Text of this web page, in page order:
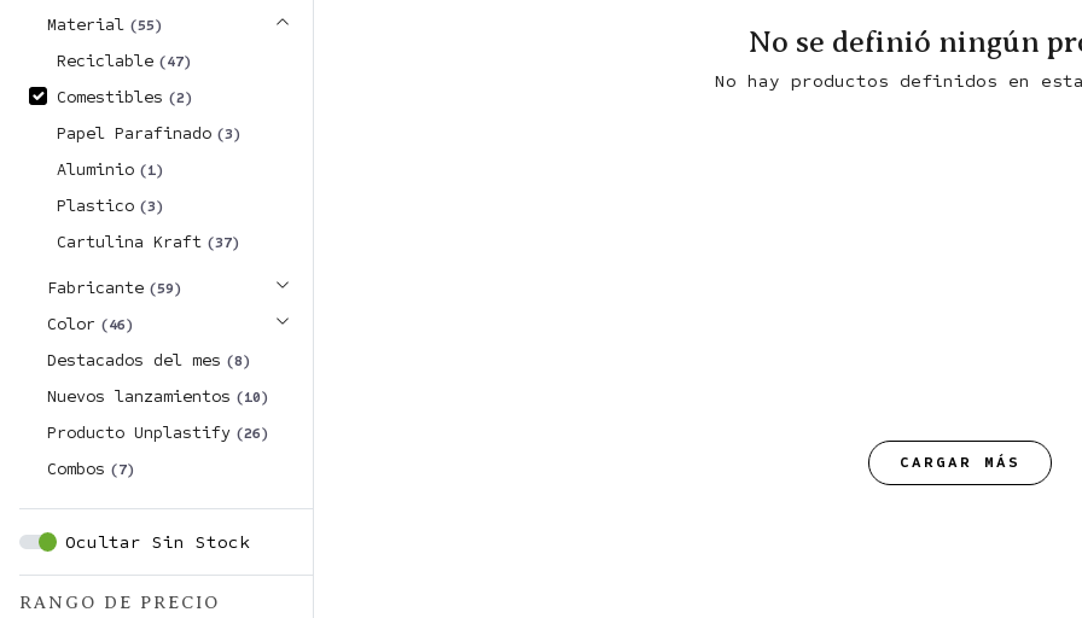
Material (55)
Reciclable (47)
Comestibles (2)
Papel Parafinado (3)
Aluminio (1)
Plastico (3)
Cartulina Kraft (37)
Fabricante (59)
Color (46)
Destacados del mes (8)
Nuevos lanzamientos (10)
Producto Unplastify (26)
Combos (7)
Ocultar Sin Stock
RANGO DE PRECIO
No se definió ningún
No hay productos definidos en
CARGAR MÁS